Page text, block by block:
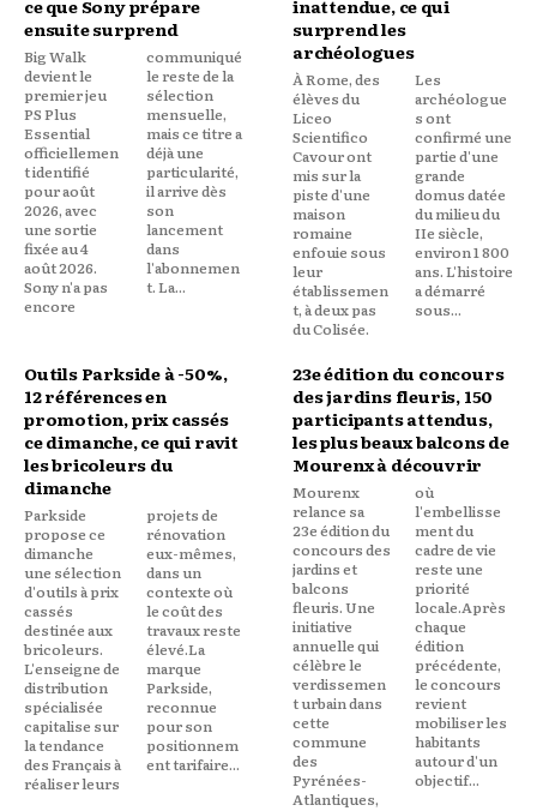
ce que Sony prépare
ensuite surprend
Big Walk
devient le
premier jeu
PS Plus
Essential
officiellemen
t identifié
pour août
2026, avec
une sortie
fixée au 4
août 2026.
Sony n'a pas
encore
communiqué
le reste de la
sélection
mensuelle,
mais ce titre a
déjà une
particularité,
il arrive dès
son
lancement
dans
l'abonnemen
t. La...
inattendue, ce qui
surprend les
archéologues
À Rome, des
élèves du
Liceo
Scientifico
Cavour ont
mis sur la
piste d'une
maison
romaine
enfouie sous
leur
établissemen
t, à deux pas
du Colisée.
Les
archéologue
s ont
confirmé une
partie d'une
grande
domus datée
du milieu du
IIe siècle,
environ 1 800
ans. L'histoire
a démarré
sous...
Outils Parkside à -50%,
12 références en
promotion, prix cassés
ce dimanche, ce qui ravit
les bricoleurs du
dimanche
Parkside
propose ce
dimanche
une sélection
d'outils à prix
cassés
destinée aux
bricoleurs.
L'enseigne de
distribution
spécialisée
capitalise sur
la tendance
des Français à
réaliser leurs
projets de
rénovation
eux-mêmes,
dans un
contexte où
le coût des
travaux reste
élevé.La
marque
Parkside,
reconnue
pour son
positionnem
ent tarifaire...
23e édition du concours
des jardins fleuris, 150
participants attendus,
les plus beaux balcons de
Mourenx à découvrir
Mourenx
relance sa
23e édition du
concours des
jardins et
balcons
fleuris. Une
initiative
annuelle qui
célèbre le
verdissemen
t urbain dans
cette
commune
des
Pyrénées-
Atlantiques,
où
l'embellisse
ment du
cadre de vie
reste une
priorité
locale.Après
chaque
édition
précédente,
le concours
revient
mobiliser les
habitants
autour d'un
objectif...